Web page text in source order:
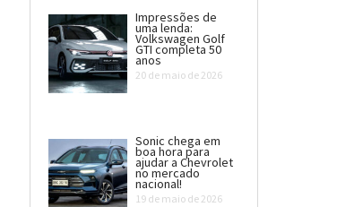
Impressões de
uma lenda:
Volkswagen Golf
GTI completa 50
anos
20 de maio de 2026
Sonic chega em
boa hora para
ajudar a Chevrolet
no mercado
nacional!
19 de maio de 2026